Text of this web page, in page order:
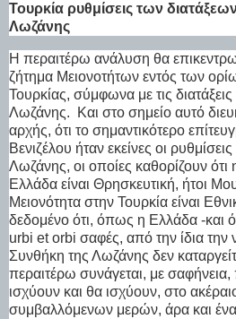
Τουρκία ρυθμίσεις των
Λωζάνης
Η περαιτέρω ανάλυση θα
ζήτημα Μειονοτήτων εντός των
Τουρκίας, σύμφωνα με τις
Λωζάνης.
Και στο σημείο αυτό
αρχής, ότι το σημαντικότερο
Βενιζέλου ήταν εκείνες οι
Λωζάνης, οι οποίες καθορίζουν ότι
Ελλάδα είναι Θρησκευτική, ήτοι
Μειονότητα στην Τουρκία είναι
δεδομένο ότι, όπως η Ελλάδα -και
urbi et orbi σαφές, από την ίδια την
Συνθήκη της Λωζάνης δεν
περαιτέρω συνάγεται, με σαφήνεια,
ισχύουν και θα ισχύουν, στο
συμβαλλόμενων μερών, άρα και